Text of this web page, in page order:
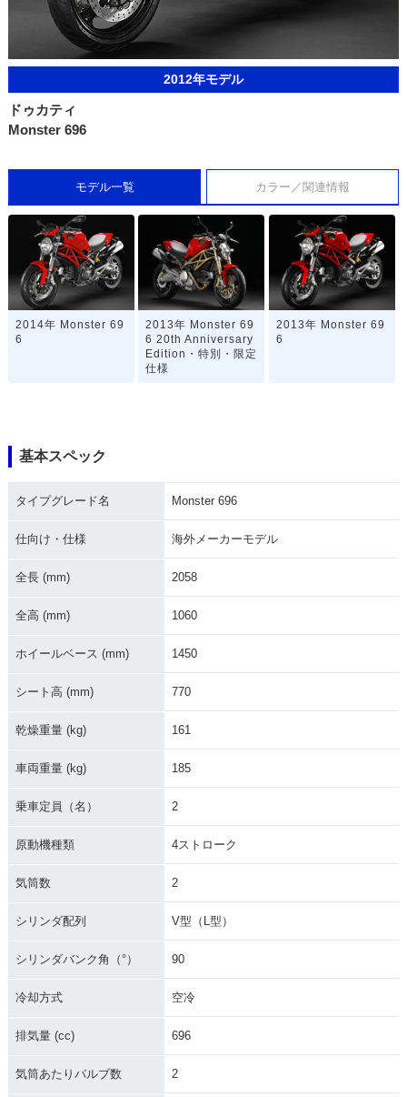
2012年モデル
ドゥカティ
Monster 696
モデル一覧 カラー／関連情報
2014年 Monster 69
6
2013年 Monster 69
6 20th Anniversary
Edition・特別・限定
仕様
2013年 Monster 69
6
2012年 Monster 69
2011年 Monster 69
6
6・新登場
基本スペック
タイプグレード名 Monster 696
仕向け・仕様 海外メーカーモデル
全長 (mm) 2058
全高 (mm) 1060
ホイールベース (mm) 1450
シート高 (mm) 770
乾燥重量 (kg) 161
車両重量 (kg) 185
乗車定員（名） 2
原動機種類 4ストローク
気筒数 2
シリンダ配列 V型（L型）
シリンダバンク角（°） 90
冷却方式 空冷
排気量 (cc) 696
気筒あたりバルブ数 2